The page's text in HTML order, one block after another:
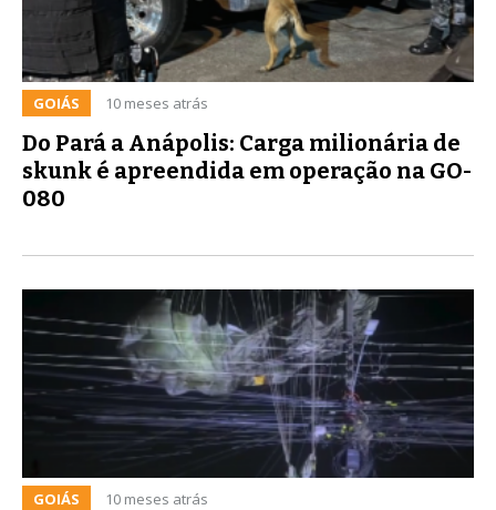
GOIÁS 10 meses atrás
Do Pará a Anápolis: Carga milionária de
skunk é apreendida em operação na GO-
080
GOIÁS 10 meses atrás